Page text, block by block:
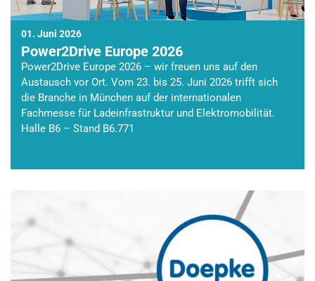
01. Juni 2026
Power2Drive Europe 2026
Power2Drive Europe 2026 – wir freuen uns auf den
Austausch vor Ort. Vom 23. bis 25. Juni 2026 trifft sich
die Branche in München auf der internationalen
Fachmesse für Ladeinfrastruktur und Elektromobilität.
Halle B6 – Stand B6.771